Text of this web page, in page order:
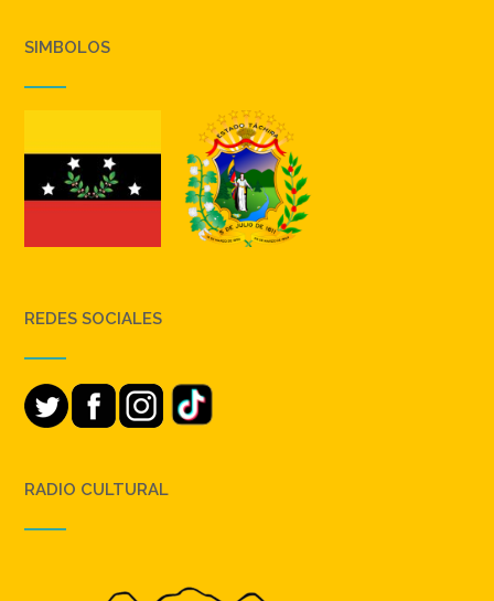
SIMBOLOS
REDES SOCIALES
RADIO CULTURAL